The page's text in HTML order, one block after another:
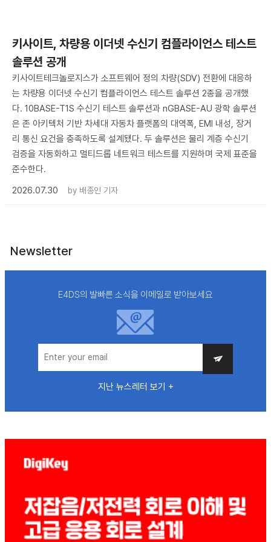
키사이트, 차량용 이더넷 수신기 컴플라이언스 테스트
솔루션 공개
키사이트테크놀로지스가 소프트웨어 정의 차량(SDV) 전환에 대응하
는 차량용 이더넷 수신기 컴플라이언스 테스트 솔루션 2종을 공개했
다. 10BASE-T1S 수신기 테스트 솔루션과 nGBASE-AU 광학 솔루션
은 존 아키텍처 기반 차세대 자동차 플랫폼의 대역폭, EMI 내성, 장거
리 통신 요건을 충족하도록 설계됐다. 두 솔루션은 물리 계층 수신기
검증을 자동화하고 멀티드롭 네트워크 테스트를 지원하며 국제 표준을
준수한다.
2026.07.30
by 배종인 기자
Newsletter
E4DS의 발빠른 소식을 이메일로 받아보세요
지난 뉴스레터 보기 +